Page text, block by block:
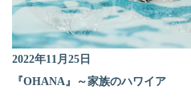
2022年11月25日
『OHANA』～家族のハワイア